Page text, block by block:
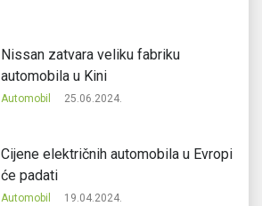
Nissan zatvara veliku fabriku
automobila u Kini
Automobil 25.06.2024.
Cijene električnih automobila u Evropi
će padati
Automobil 19.04.2024.